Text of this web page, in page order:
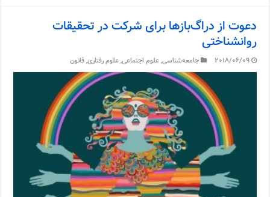
دعوت از دراگ‌بازها برای شرکت در تحقیقات
روانشناختی
2018/06/09 جامعه‌شناسی,علوم اجتماعی,علوم رفتاری,قانون